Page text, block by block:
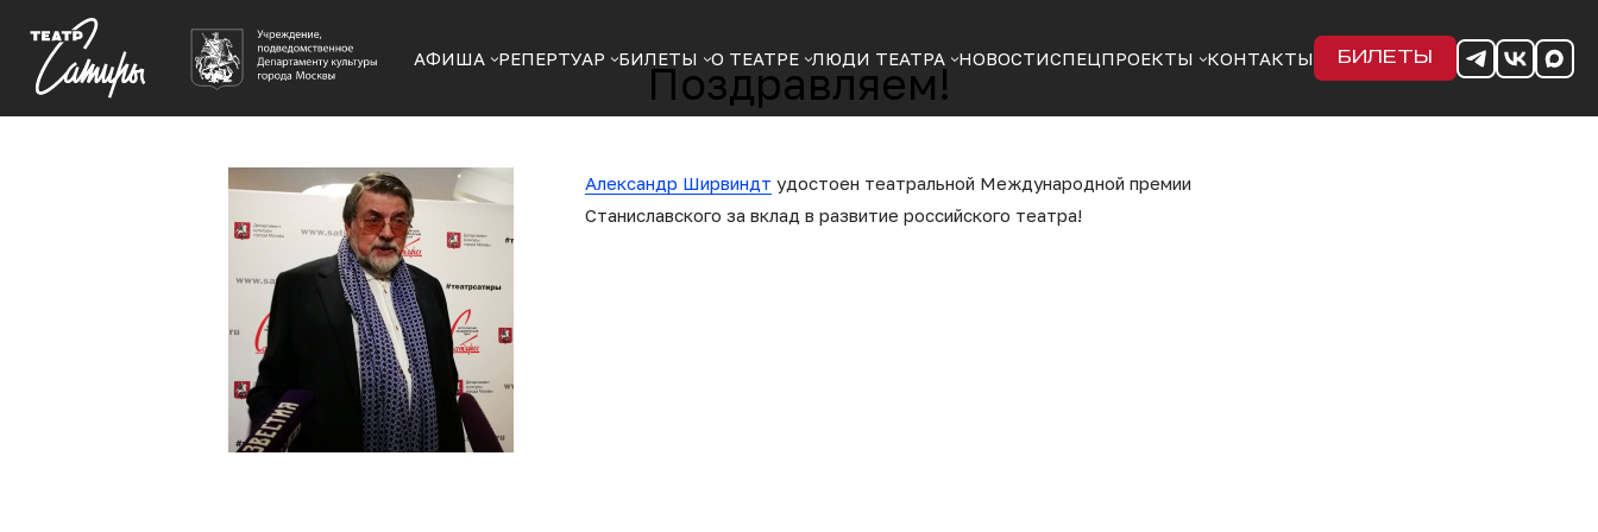
АФИША РЕПЕРТУАР БИЛЕТЫ О ТЕАТРЕ ЛЮДИ ТЕАТРА НОВОСТИСПЕЦПРОЕКТЫ КОНТАКТЫ БИЛЕТЫ
Поздравляем!
Александр Ширвиндт удостоен театральной Международной премии
Станиславского за вклад в развитие российского театра!